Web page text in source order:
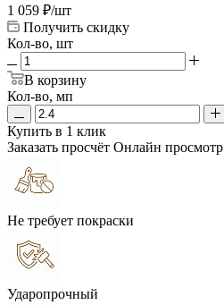
1 059 ₽/шт
Получить скидку
Кол-во, шт
В корзину
Кол-во, мп
Купить в 1 клик
Заказать просчёт Онлайн просмотр
Не требует покраски
Ударопрочный